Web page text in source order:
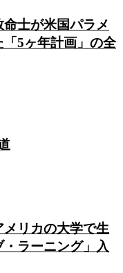
命士が米国パラメ
5ヶ年計画」の全
メリカの大学で生
ラーニング」入